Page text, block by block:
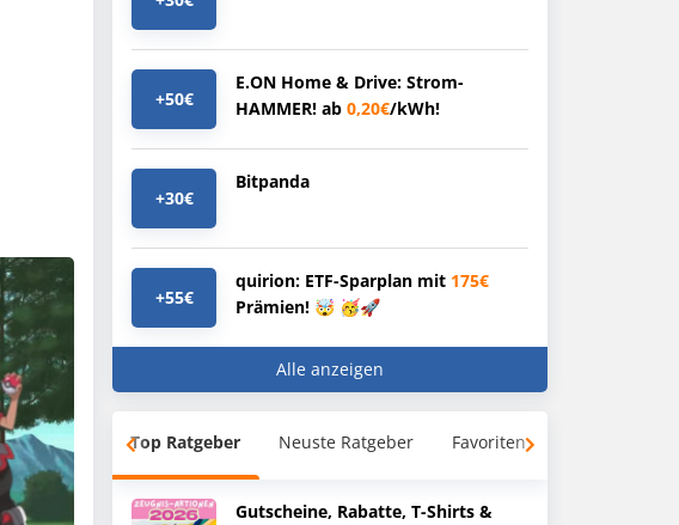
+50€
E.ON Home & Drive: Strom-
HAMMER! ab 0,20€/kWh!
+30€
Bitpanda
+55€
quirion: ETF-Sparplan mit 175€
Prämien! 🤯 🥳🚀
Alle anzeigen
Top Ratgeber Neuste Ratgeber Favoriten
Gutscheine, Rabatte, T-Shirts &